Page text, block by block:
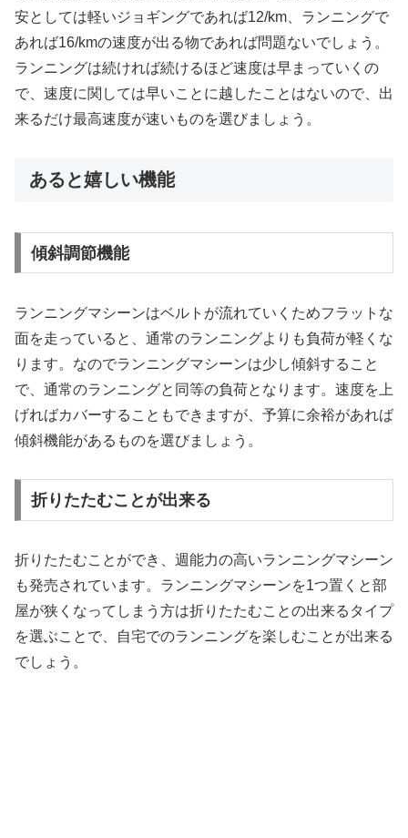
安としては軽いジョギングであれば12/km、ランニングで
あれば16/kmの速度が出る物であれば問題ないでしょう。
ランニングは続ければ続けるほど速度は早まっていくの
で、速度に関しては早いことに越したことはないので、出
来るだけ最高速度が速いものを選びましょう。
あると嬉しい機能
傾斜調節機能
ランニングマシーンはベルトが流れていくためフラットな
面を走っていると、通常のランニングよりも負荷が軽くな
ります。なのでランニングマシーンは少し傾斜すること
で、通常のランニングと同等の負荷となります。速度を上
げればカバーすることもできますが、予算に余裕があれば
傾斜機能があるものを選びましょう。
折りたたむことが出来る
折りたたむことができ、週能力の高いランニングマシーン
も発売されています。ランニングマシーンを1つ置くと部
屋が狭くなってしまう方は折りたたむことの出来るタイプ
を選ぶことで、自宅でのランニングを楽しむことが出来る
でしょう。